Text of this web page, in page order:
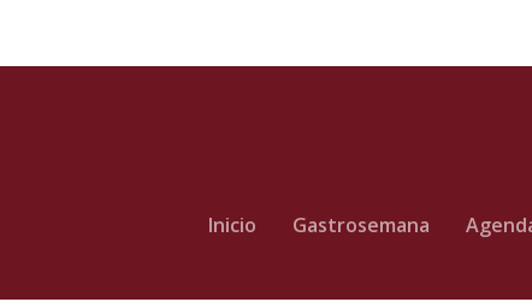
Inicio Gastrosemana